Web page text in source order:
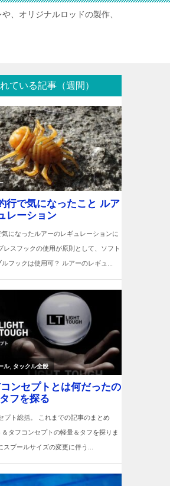
、オリジナルロッドの製作、
ている記事（週間）